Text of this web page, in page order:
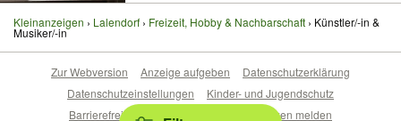
Kleinanzeigen Lalendorf Freizeit, Hobby & Nachbarschaft Künstler/-in &
Musiker/-in
Zur Webversion Anzeige aufgeben
Datenschutzerklärung
Datenschutzeinstellungen
Kinder- und Jugendschutz
Barrierefreiheitserklärung
Sicherheitslücken melden